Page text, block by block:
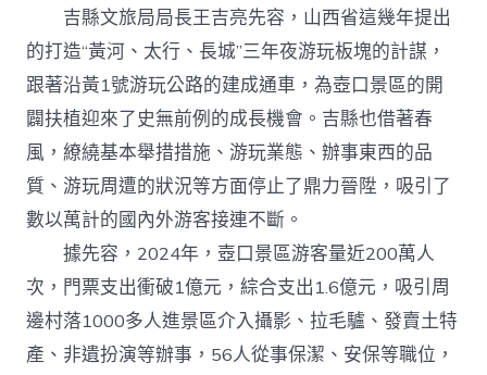
吉縣文旅局局長王吉亮先容，山西省這幾年提出
的打造“黃河、太行、長城”三年夜游玩板塊的計謀，
跟著沿黃1號游玩公路的建成通車，為壺口景區的開
闢扶植迎來了史無前例的成長機會。吉縣也借著春
風，繚繞基本舉措措施、游玩業態、辦事東西的品
質、游玩周遭的狀況等方面停止了鼎力晉陞，吸引了
數以萬計的國內外游客接連不斷。
據先容，2024年，壺口景區游客量近200萬人
次，門票支出衝破1億元，綜合支出1.6億元，吸引周
邊村落1000多人進景區介入攝影、拉毛驢、發賣土特
產、非遺扮演等辦事，56人從事保潔、安保等職位，